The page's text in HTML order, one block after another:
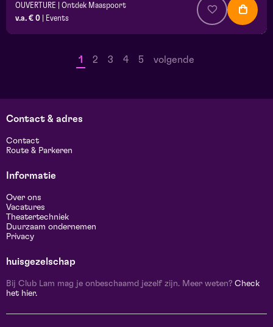
OUVERTURE | Ontdek Maaspoort
v.a. € 0
Events
1 2 3 4 5 volgende
Contact & adres
Contact
Route & Parkeren
Informatie
Over ons
Vacatures
Theatertechniek
Duurzaam ondernemen
Privacy
huisgezelschap
Bij Club Lam mag je onbeschaamd jezelf zijn. Meer weten? Check
het hier.